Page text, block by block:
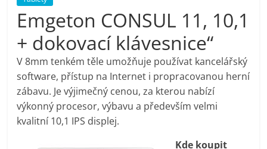
porovnání,
pračky,
televize,
notebooky,
Emgeton CONSUL 11, 10,1
+ dokovací klávesnice“
V 8mm tenkém těle umožňuje používat kancelářský
software, přístup na Internet i propracovanou herní
zábavu. Je výjimečný cenou, za kterou nabízí
výkonný procesor, výbavu a především velmi
kvalitní 10,1 IPS displej.
Kde koupit